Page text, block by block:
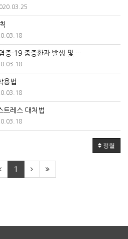
증-19 중증환자 발생 및 …
용법
트레스 대처법
정렬
1